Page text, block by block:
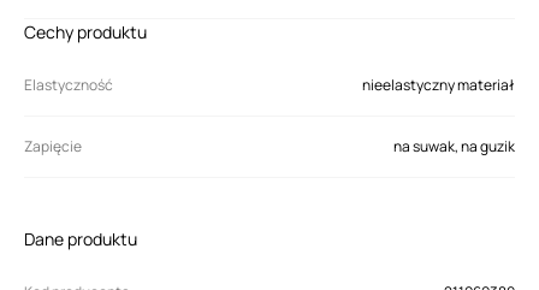
Cechy produktu
Elastyczność nieelastyczny materiał
Zapięcie na suwak, na guzik
Dane produktu